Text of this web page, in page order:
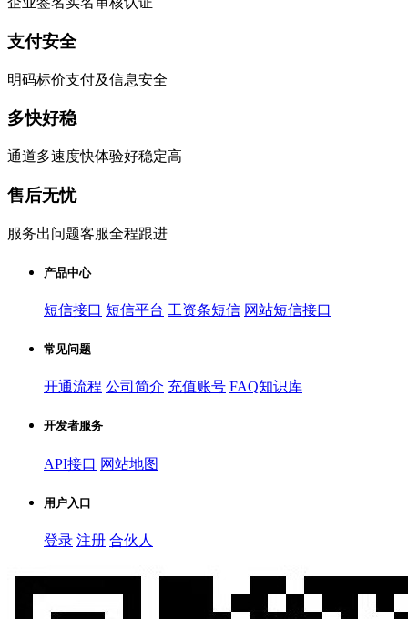
支付安全
明码标价支付及信息安全
多快好稳
通道多速度快体验好稳定高
售后无忧
服务出问题客服全程跟进
产品中心
短信接口 短信平台 工资条短信 网站短信接口
常见问题
开通流程 公司简介 充值账号 FAQ知识库
开发者服务
API接口 网站地图
用户入口
登录 注册 合伙人